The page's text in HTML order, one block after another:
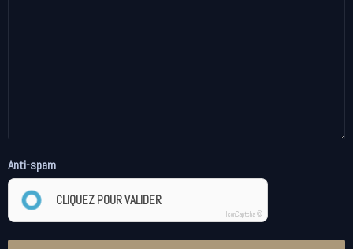
Anti-spam
CLIQUEZ POUR VALIDER
IconCaptcha ©